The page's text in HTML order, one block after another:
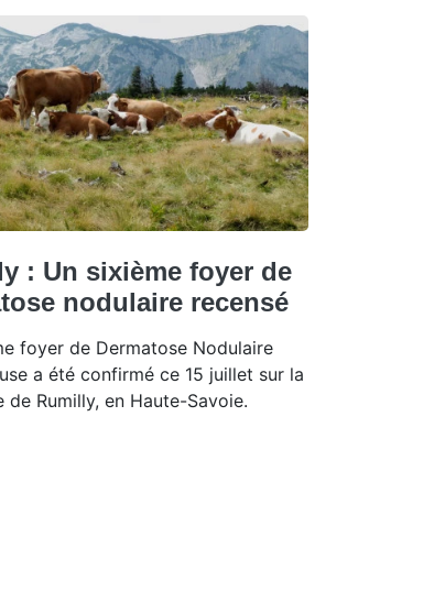
: Un sixième foyer de
nodulaire recensé
foyer de Dermatose Nodulaire
a été confirmé ce 15 juillet sur la
de Rumilly, en Haute-Savoie.